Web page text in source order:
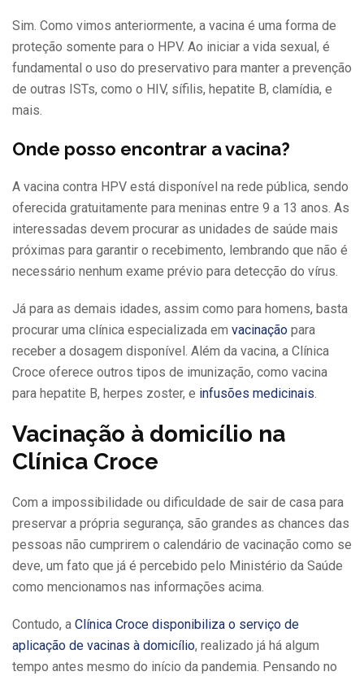
Sim. Como vimos anteriormente, a vacina é uma forma de
proteção somente para o HPV. Ao iniciar a vida sexual, é
fundamental o uso do preservativo para manter a prevenção
de outras ISTs, como o HIV, sífilis, hepatite B, clamídia, e
mais.
Onde posso encontrar a vacina?
A vacina contra HPV está disponível na rede pública, sendo
oferecida gratuitamente para meninas entre 9 a 13 anos. As
interessadas devem procurar as unidades de saúde mais
próximas para garantir o recebimento, lembrando que não é
necessário nenhum exame prévio para detecção do vírus.
Já para as demais idades, assim como para homens, basta
procurar uma clínica especializada em vacinação para
receber a dosagem disponível. Além da vacina, a Clínica
Croce oferece outros tipos de imunização, como vacina
para hepatite B, herpes zoster, e infusões medicinais.
Vacinação à domicílio na
Clínica Croce
Com a impossibilidade ou dificuldade de sair de casa para
preservar a própria segurança, são grandes as chances das
pessoas não cumprirem o calendário de vacinação como se
deve, um fato que já é percebido pelo Ministério da Saúde
como mencionamos nas informações acima.
Contudo, a Clínica Croce disponibiliza o serviço de
aplicação de vacinas à domicílio, realizado já há algum
tempo antes mesmo do início da pandemia. Pensando no